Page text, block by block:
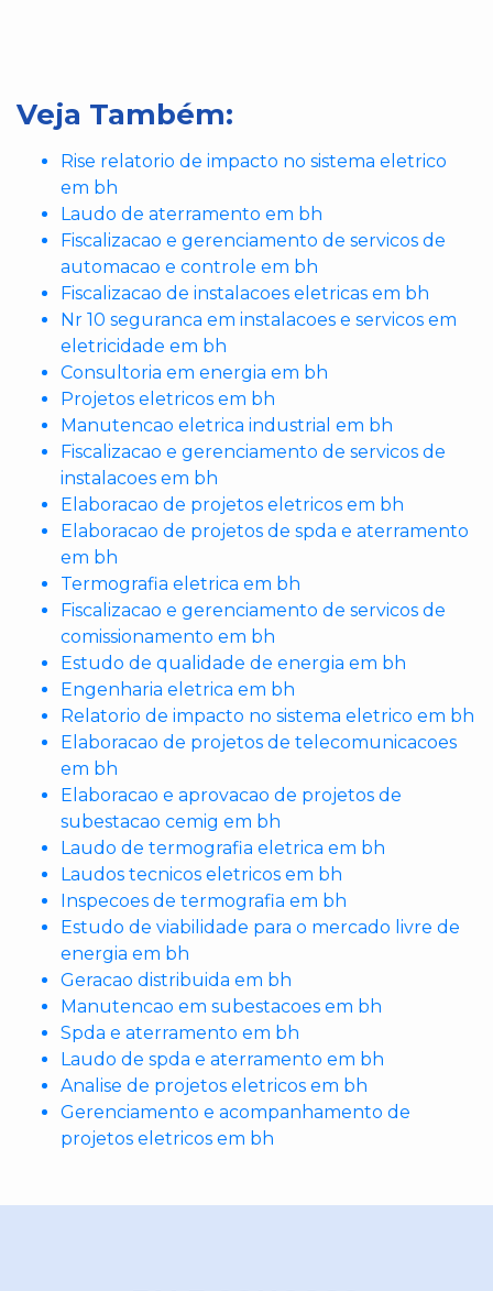
Veja Também:
Rise relatorio de impacto no sistema eletrico
em bh
Laudo de aterramento em bh
Fiscalizacao e gerenciamento de servicos de
automacao e controle em bh
Fiscalizacao de instalacoes eletricas em bh
Nr 10 seguranca em instalacoes e servicos em
eletricidade em bh
Consultoria em energia em bh
Projetos eletricos em bh
Manutencao eletrica industrial em bh
Fiscalizacao e gerenciamento de servicos de
instalacoes em bh
Elaboracao de projetos eletricos em bh
Elaboracao de projetos de spda e aterramento
em bh
Termografia eletrica em bh
Fiscalizacao e gerenciamento de servicos de
comissionamento em bh
Estudo de qualidade de energia em bh
Engenharia eletrica em bh
Relatorio de impacto no sistema eletrico em bh
Elaboracao de projetos de telecomunicacoes
em bh
Elaboracao e aprovacao de projetos de
subestacao cemig em bh
Laudo de termografia eletrica em bh
Laudos tecnicos eletricos em bh
Inspecoes de termografia em bh
Estudo de viabilidade para o mercado livre de
energia em bh
Geracao distribuida em bh
Manutencao em subestacoes em bh
Spda e aterramento em bh
Laudo de spda e aterramento em bh
Analise de projetos eletricos em bh
Gerenciamento e acompanhamento de
projetos eletricos em bh